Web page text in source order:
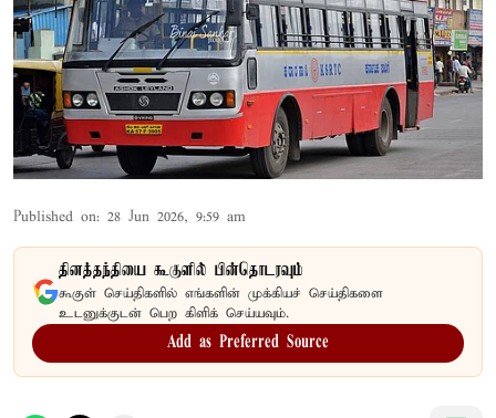
Published on: 28 Jun 2026, 9:59 am
தினத்தந்தியை கூகுளில் பின்தொடரவும்
கூகுள் செய்திகளில் எங்களின் முக்கியச் செய்திகளை
உடனுக்குடன் பெற கிளிக் செய்யவும்.
Add as Preferred Source